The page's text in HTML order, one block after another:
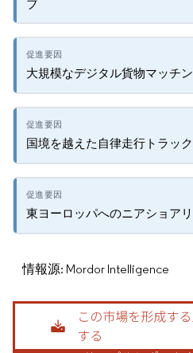
ブ
大規模なデジタル貨物マッチ
国境を越えた自律走行トラッ
東ヨーロッパへのニアショア
情報源: Mordor Intelligence